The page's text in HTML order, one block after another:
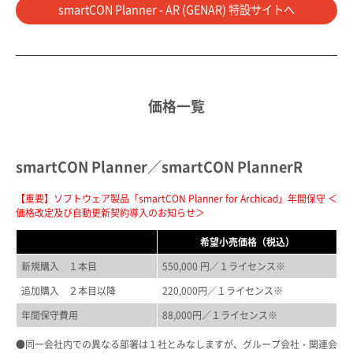
smartCON Planner - AR (GENAR) 特設サイトへ
価格一覧
smartCON Planner／smartCON PlannerR
【重要】ソフトウェア製品「smartCON Planner for Archicad」年間保守 ＜
価格改定及び自動更新契約導入のお知らせ＞
希望小売価格（税込）
新規購入 １本目
550,000 円／１ライセンス※
追加購入 ２本目以降
220,000円／１ライセンス※
年間保守費用
88,000円／１ライセンス※
●同一会社内での異なる部署は１社とみなしますが、グループ会社・関連会